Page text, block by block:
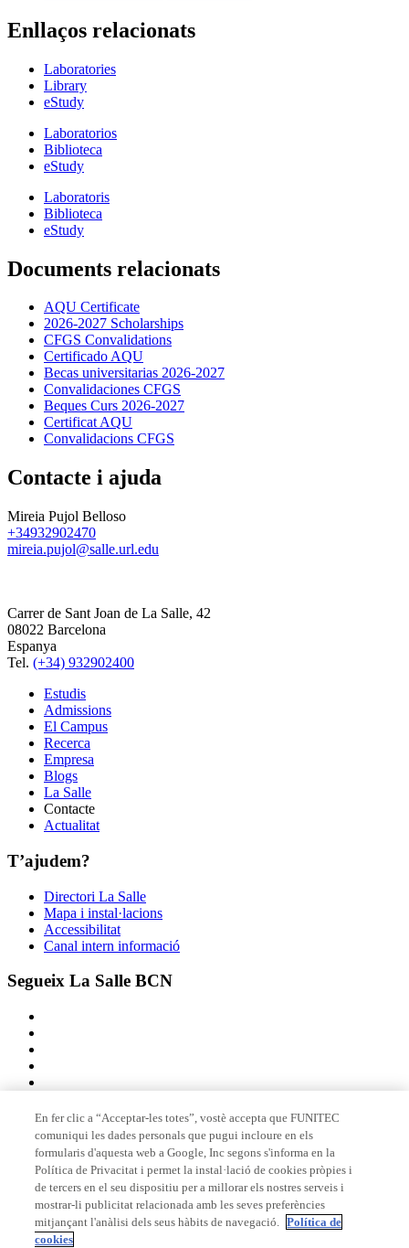
Enllaços relacionats
Laboratories
Library
eStudy
Laboratorios
Biblioteca
eStudy
Laboratoris
Biblioteca
eStudy
Documents relacionats
AQU Certificate
2026-2027 Scholarships
CFGS Convalidations
Certificado AQU
Becas universitarias 2026-2027
Convalidaciones CFGS
Beques Curs 2026-2027
Certificat AQU
Convalidacions CFGS
Contacte i ajuda
Mireia Pujol Belloso
+34932902470
mireia.pujol@salle.url.edu
Carrer de Sant Joan de La Salle, 42
08022 Barcelona
Espanya
Tel. (+34) 932902400
Estudis
Admissions
El Campus
Recerca
Empresa
Blogs
La Salle
Contacte
Actualitat
T’ajudem?
Directori La Salle
Mapa i instal·lacions
Accessibilitat
Canal intern informació
Segueix La Salle BCN
Membre de
Acreditacions
En fer clic a “Acceptar-les totes”, vostè accepta que FUNITEC
comuniqui les dades personals que pugui incloure en els
formularis d'aquesta web a Google, Inc segons s'informa en la
Política de Privacitat i permet la instal·lació de cookies pròpies i
de tercers en el seu dispositiu per a millorar els nostres serveis i
mostrar-li publicitat relacionada amb les seves preferències
mitjançant l'anàlisi dels seus hàbits de navegació. Política de
cookies